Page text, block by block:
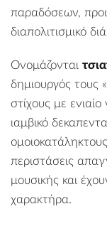
παραδόσεων,
διαπολιτισμικό
Ονομάζονται
δημιουργός τους
στίχους με
ιαμβικό
περιστάσεις
μουσικής και
χαρακτήρα.